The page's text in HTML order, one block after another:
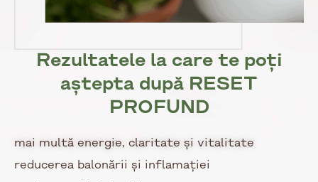
Rezultatele la care te poți
aștepta după RESET
PROFUND
mai multă energie, claritate și vitalitate
reducerea balonării și inflamației